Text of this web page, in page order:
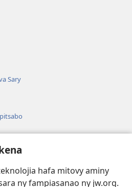
hafa mitovy aminy
ny fampiasanao ny jw.org.
Sary